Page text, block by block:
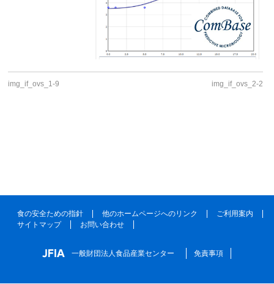
img_if_ovs_1-9 img_if_ovs_2-2
食の安全ための指針 他のホームページへのリンク
ご利用案内
サイトマップ
お問い合わせ
一般財団法人食品産業センター 免責事項